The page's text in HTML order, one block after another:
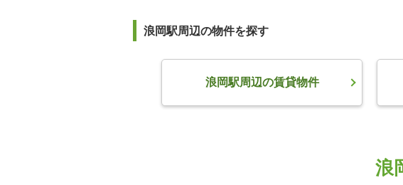
浪岡駅周辺の物件を探す
浪岡駅周辺の賃貸物件
浪